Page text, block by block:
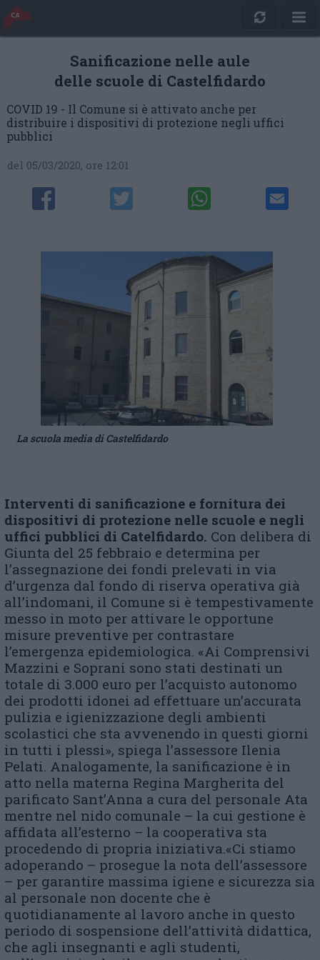
Sanificazione nelle aule
delle scuole di Castelfidardo
COVID 19 - Il Comune si è attivato anche per
distribuire i dispositivi di protezione negli uffici
pubblici
del 05/03/2020, ore 12:01
La scuola media di Castelfidardo
Interventi di sanificazione e fornitura dei
dispositivi di protezione nelle scuole e negli
uffici pubblici di Catelfidardo. Con delibera di
Giunta del 25 febbraio e determina per
l’assegnazione dei fondi prelevati in via
d’urgenza dal fondo di riserva operativa già
all’indomani, il Comune si è tempestivamente
messo in moto per attivare le opportune
misure preventive per contrastare
l’emergenza epidemiologica. «Ai Comprensivi
Mazzini e Soprani sono stati destinati un
totale di 3.000 euro per l’acquisto autonomo
dei prodotti idonei ad effettuare un’accurata
pulizia e igienizzazione degli ambienti
scolastici che sta avvenendo in questi giorni
in tutti i plessi», spiega l’assessore Ilenia
Pelati. Analogamente, la sanificazione è in
atto nella materna Regina Margherita del
parificato Sant’Anna a cura del personale Ata
mentre nel nido comunale – la cui gestione è
affidata all’esterno – la cooperativa sta
procedendo di propria iniziativa.«Ci stiamo
adoperando – prosegue la nota dell’assessore
– per garantire massima igiene e sicurezza sia
al personale non docente che è
quotidianamente al lavoro anche in questo
periodo di sospensione dell’attività didattica,
che agli insegnanti e agli studenti,